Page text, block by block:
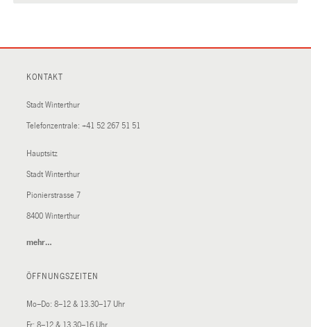
KONTAKT
Stadt Winterthur
Telefonzentrale: +41 52 267 51 51
Hauptsitz
Stadt Winterthur
Pionierstrasse 7
8400 Winterthur
mehr…
ÖFFNUNGSZEITEN
Mo–Do: 8–12 & 13.30–17 Uhr